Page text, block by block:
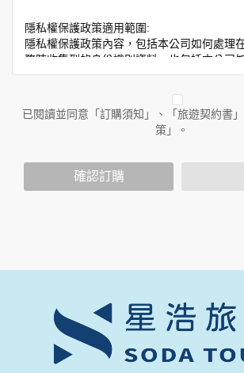
隱私權保護政策適用範圍:
隱私權保護政策內容，包括本公司如何處理
務時收集到的身份識別資料，也包括本公司
作與本公司合作時分享的任何身份識別資料
人員。例如您透過本公司旗下網站上的廣告
放連結的廠商也可能蒐集您個人的資料。對
人資訊，這些廣告廠商或連結網站有其個別
您個人在本網站上的聊天室或討論區中任意
個人的資料，其範圍如下：
您所提供的姓名、電子郵件地址、聯絡方式
於一般瀏覽時，伺服器會自行記錄相關行徑
設備的 IP 位址、使用時間、使用的瀏覽器、
錄等，做為我們增進網站服務的參考依據，
用，決不對外公布。
已閱讀並同意「訂購須知」、「旅遊契約書
策」。
確認訂購